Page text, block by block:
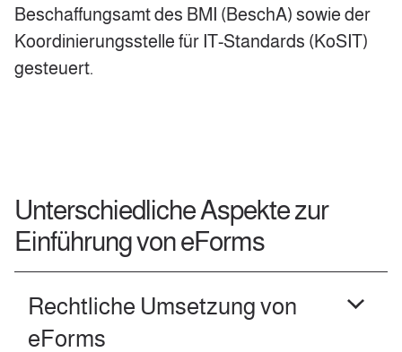
Beschaffungsamt des BMI (BeschA) sowie der
Koordinierungsstelle für IT-Standards (KoSIT)
gesteuert.
Unterschiedliche Aspekte zur
Einführung von eForms
Rechtliche Umsetzung von
eForms